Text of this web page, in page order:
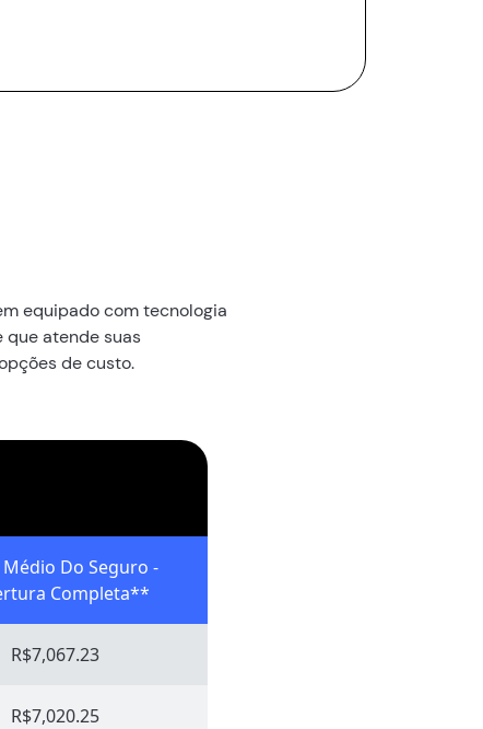
equipado com tecnologia
que atende suas
de custo.
Do Seguro -
Completa**
R$7,067.23
R$7,020.25